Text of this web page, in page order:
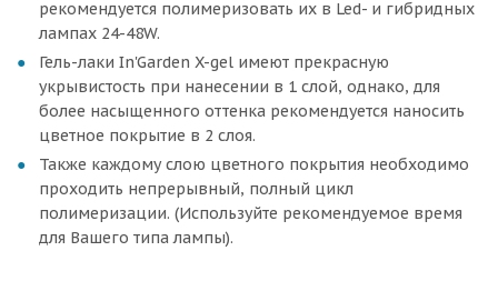
рекомендуется полимеризовать их в Led- и гибридных
лампах 24-48W.
Гель-лаки In'Garden X-gel имеют прекрасную
укрывистость при нанесении в 1 слой, однако, для
более насыщенного оттенка рекомендуется наносить
цветное покрытие в 2 слоя.
Также каждому слою цветного покрытия необходимо
проходить непрерывный, полный цикл
полимеризации. (Используйте рекомендуемое время
для Вашего типа лампы).